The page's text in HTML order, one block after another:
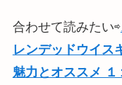
合わせて読みたい⇨
レンデッドウイス
魅力とオススメ １